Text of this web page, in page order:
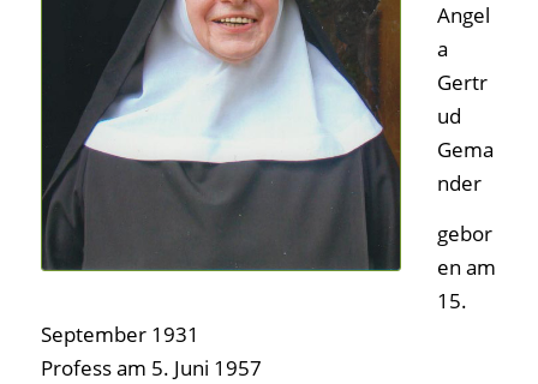
Angel
a
Gertr
ud
Gema
nder
gebor
en am
15.
September 1931
Profess am 5. Juni 1957